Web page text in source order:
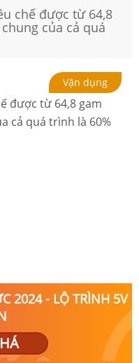
chế được từ 64,8
của cả quá
Vận dụng
được từ 64,8 gam
cả quá trình là 60%
2024 - LỘ TRÌNH 5V